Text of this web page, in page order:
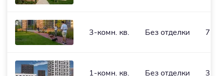
3-комн. кв. Без отделки
1-комн. кв. Без отделки 37